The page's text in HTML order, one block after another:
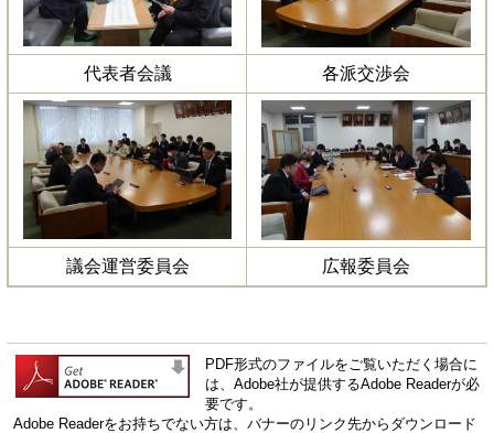
代表者会議 各派交渉会
議会運営委員会 広報委員会
PDF形式のファイルをご覧いただく場合に
は、Adobe社が提供するAdobe Readerが必
要です。
Adobe Readerをお持ちでない方は、バナーのリンク先からダウンロード